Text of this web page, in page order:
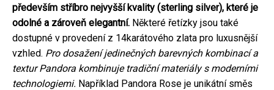
především stříbro nejvyšší kvality (sterling silver), které je
odolné a zároveň elegantní. Některé řetízky jsou také
dostupné v provedení z 14karátového zlata pro luxusnější
vzhled. Pro dosažení jedinečných barevných kombinací a
textur Pandora kombinuje tradiční materiály s moderními
technologiemi. Například Pandora Rose je unikátní směs